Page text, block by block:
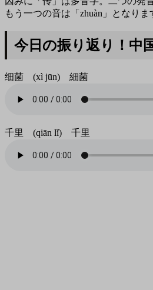
もう一つの音は「zhuàn」となりま
今日の振り返り！中
细菌 (xì jūn) 細菌
千里 (qiān lǐ) 千里